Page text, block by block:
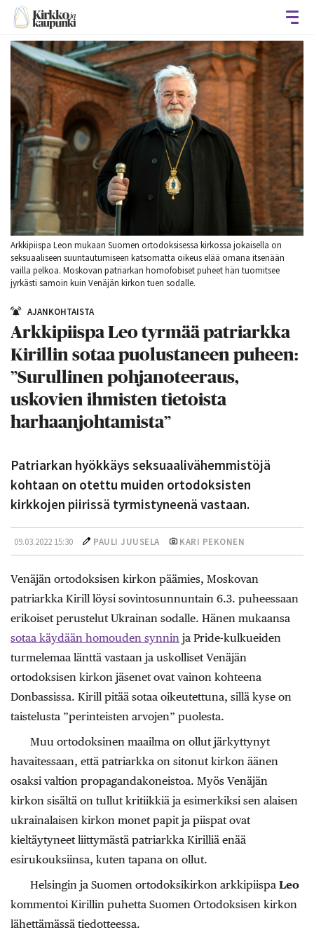
Arkkipiispa Leon mukaan Suomen ortodoksisessa kirkossa jokaisella on
seksuaaliseen suuntautumiseen katsomatta oikeus elää omana itsenään
vailla pelkoa. Moskovan patriarkan homofobiset puheet hän tuomitsee
jyrkästi samoin kuin Venäjän kirkon tuen sodalle.
AJANKOHTAISTA
Arkkipiispa Leo tyrmää patriarkka
Kirillin sotaa puolustaneen puheen:
”Surullinen pohjanoteeraus,
uskovien ihmisten tietoista
harhaanjohtamista”
Patriarkan hyökkäys seksuaalivähemmistöjä
kohtaan on otettu muiden ortodoksisten
kirkkojen piirissä tyrmistyneenä vastaan.
09.03.2022 15:30 PAULI JUUSELA KARI PEKONEN
Venäjän ortodoksisen kirkon päämies, Moskovan
patriarkka Kirill löysi sovintosunnuntain 6.3. puheessaan
erikoiset perustelut Ukrainan sodalle. Hänen mukaansa
sotaa käydään homouden synnin ja Pride-kulkueiden
turmelemaa länttä vastaan ja uskolliset Venäjän
ortodoksisen kirkon jäsenet ovat vainon kohteena
Donbassissa. Kirill pitää sotaa oikeutettuna, sillä kyse on
taistelusta ”perinteisten arvojen” puolesta.
Muu ortodoksinen maailma on ollut järkyttynyt
havaitessaan, että patriarkka on sitonut kirkon äänen
osaksi valtion propagandakoneistoa. Myös Venäjän
kirkon sisältä on tullut kritiikkiä ja esimerkiksi sen alaisen
ukrainalaisen kirkon monet papit ja piispat ovat
kieltäytyneet liittymästä patriarkka Kirilliä enää
esirukouksiinsa, kuten tapana on ollut.
Helsingin ja Suomen ortodoksikirkon arkkipiispa Leo
kommentoi Kirillin puhetta Suomen Ortodoksisen kirkon
lähettämässä tiedotteessa.